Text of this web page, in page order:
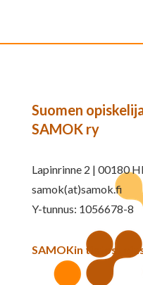
Suomen
SAMOK ry
Lapinrinne 2 | 00180
samok(at)samok.fi
Y-tunnus: 1056678-8
SAMOKin